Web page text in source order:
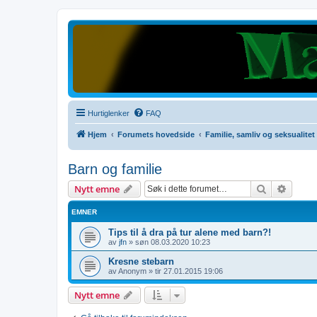
Hurtiglenker FAQ
Hjem Forumets hovedside Familie, samliv og seksualitet
Barn og familie
Nytt emne Søk
EMNER
Tips til å dra på tur alene med barn?!
av jfn » søn 08.03.2020 10:23
Kresne stebarn
avAnonym » tir 27.01.2015 19:06
Nytt emne